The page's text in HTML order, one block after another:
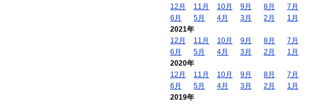
12月
11月 10月 9月 8月
7月
6月
5月 4月 3月 2月
1月
2021年
12月
11月 10月 9月 8月
7月
6月
5月 4月 3月 2月
1月
2020年
12月
11月 10月 9月 8月
7月
6月
5月 4月 3月 2月
1月
2019年